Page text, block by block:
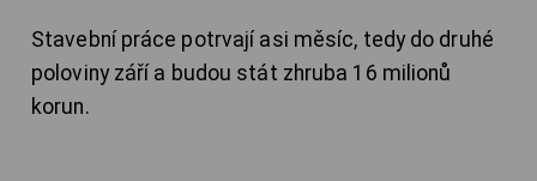
Stavební práce potrvají asi měsíc, tedy do druhé
poloviny září a budou stát zhruba 16 milionů
korun.